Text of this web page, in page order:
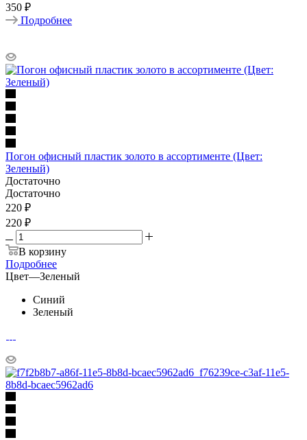
350 ₽
Подробнее
Погон офисный пластик золото в ассортименте (Цвет:
Зеленый)
Достаточно
Достаточно
220 ₽
220 ₽
В корзину
Подробнее
Цвет—Зеленый
Синий
Зеленый